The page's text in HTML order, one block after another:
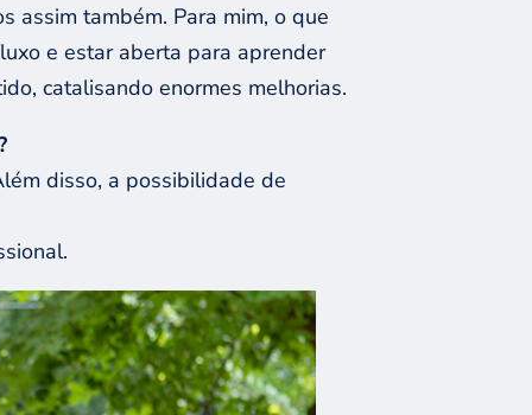
assim também. Para mim, o que
e estar aberta para aprender
catalisando enormes melhorias.
disso, a possibilidade de